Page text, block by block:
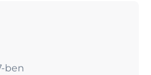
ben